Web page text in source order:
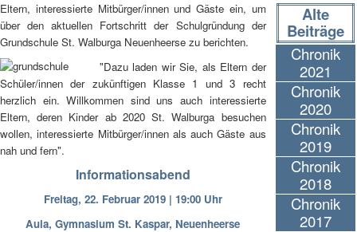
Eltern, interessierte Mitbürger/innen und Gäste ein, um
über den aktuellen Fortschritt der Schulgründung der
Grundschule St. Walburga Neuenheerse zu berichten.
"Dazu laden wir Sie, als Eltern der
Schüler/innen der zukünftigen Klasse 1 und 3 recht
herzlich ein. Willkommen sind uns auch interessierte
Eltern, deren Kinder ab 2020 St. Walburga besuchen
wollen, interessierte Mitbürger/innen als auch Gäste aus
nah und fern".
Informationsabend
Freitag, 22. Februar 2019 | 19:00 Uhr
Aula, Gymnasium St. Kaspar, Neuenheerse
Alte
Beiträge
Chronik
2021
Chronik
2020
Chronik
2019
Chronik
2018
Chronik
2017